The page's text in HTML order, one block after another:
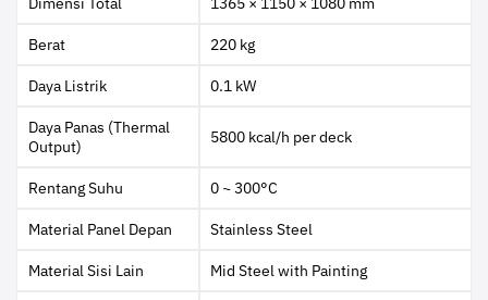
Berat 220 kg
Daya Listrik 0.1 kW
Daya Panas (Thermal
Output)
5800 kcal/h per deck
Rentang Suhu 0 ~ 300°C
Material Panel Depan Stainless Steel
Material Sisi Lain Mid Steel with Painting